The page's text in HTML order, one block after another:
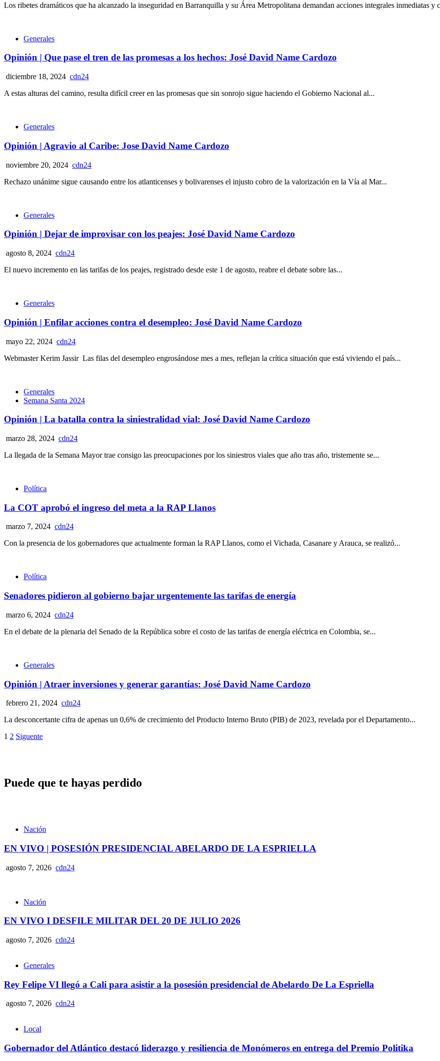
Los ribetes dramáticos que ha alcanzado la inseguridad en Barranquilla y su Área Metropolitana demandan acciones integrales inmediatas y
Generales
Opinión | Que pase el tren de las promesas a los hechos: José David Name Cardozo
diciembre 18, 2024 cdn24
A estas alturas del camino, resulta difícil creer en las promesas que sin sonrojo sigue haciendo el Gobierno Nacional al...
Generales
Opinión | Agravio al Caribe: Jose David Name Cardozo
noviembre 20, 2024 cdn24
Rechazo unánime sigue causando entre los atlanticenses y bolivarenses el injusto cobro de la valorización en la Vía al Mar...
Generales
Opinión | Dejar de improvisar con los peajes: José David Name Cardozo
agosto 8, 2024 cdn24
El nuevo incremento en las tarifas de los peajes, registrado desde este 1 de agosto, reabre el debate sobre las...
Generales
Opinión | Enfilar acciones contra el desempleo: José David Name Cardozo
mayo 22, 2024 cdn24
Webmaster Kerim Jassir Las filas del desempleo engrosándose mes a mes, reflejan la crítica situación que está viviendo el país...
Generales
Semana Santa 2024
Opinión | La batalla contra la siniestralidad vial: José David Name Cardozo
marzo 28, 2024 cdn24
La llegada de la Semana Mayor trae consigo las preocupaciones por los siniestros viales que año tras año, tristemente se...
Política
La COT aprobó el ingreso del meta a la RAP Llanos
marzo 7, 2024 cdn24
Con la presencia de los gobernadores que actualmente forman la RAP Llanos, como el Vichada, Casanare y Arauca, se realizó...
Política
Senadores pidieron al gobierno bajar urgentemente las tarifas de energía
marzo 6, 2024 cdn24
En el debate de la plenaria del Senado de la República sobre el costo de las tarifas de energía eléctrica en Colombia, se...
Generales
Opinión | Atraer inversiones y generar garantías: José David Name Cardozo
febrero 21, 2024 cdn24
La desconcertante cifra de apenas un 0,6% de crecimiento del Producto Interno Bruto (PIB) de 2023, revelada por el Departamento...
Paginación
1 2 Siguente
Puede que te hayas perdido
Nación
EN VIVO | POSESIÓN PRESIDENCIAL ABELARDO DE LA ESPRIELLA
agosto 7, 2026 cdn24
Nación
EN VIVO I DESFILE MILITAR DEL 20 DE JULIO 2026
agosto 7, 2026 cdn24
Generales
Rey Felipe VI llegó a Cali para asistir a la posesión presidencial de Abelardo De La Espriella
agosto 7, 2026 cdn24
Local
Gobernador del Atlántico destacó liderazgo y resiliencia de Monómeros en entrega del Premio Politika